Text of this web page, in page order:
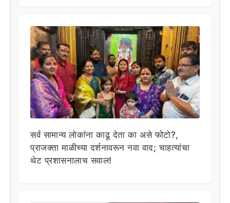
सर्व सामान्य लोकांना काढू देता का असे फोटो?,
प्राजक्ता माळीच्या दर्शनावरून नवा वाद; चाहत्यांचा
थेट प्रशासनालाच सवाल!